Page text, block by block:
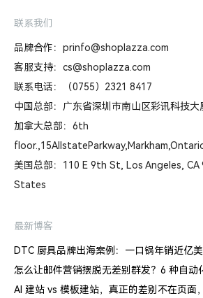
联系我们
品牌合作：prinfo@shoplazza.com
客服支持：cs@shoplazza.com
联系电话：（0755）2321 8417
中国总部：广东省深圳市南山区彩讯科技大
加拿大总部：6th
美国总部：110 E 9th St, Los Angeles, CA
States
最新博客
怎么让邮件营销摆脱无差别群发？6 种自动
AI 建站 vs 模板建站，真正的差别不在页面